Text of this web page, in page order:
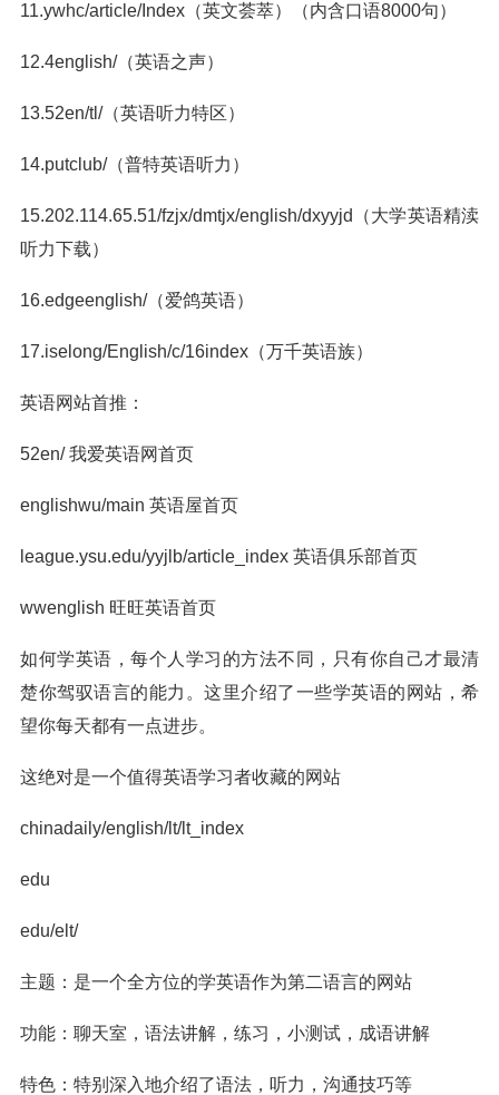
11.ywhc/article/Index（英文荟萃）（内含口语8000句）
12.4english/（英语之声）
13.52en/tl/（英语听力特区）
14.putclub/（普特英语听力）
15.202.114.65.51/fzjx/dmtjx/english/dxyyjd（大学英语精渎
听力下载）
16.edgeenglish/（爱鸽英语）
17.iselong/English/c/16index（万千英语族）
英语网站首推：
52en/ 我爱英语网首页
englishwu/main 英语屋首页
league.ysu.edu/yyjlb/article_index 英语俱乐部首页
wwenglish 旺旺英语首页
如何学英语，每个人学习的方法不同，只有你自己才最清
楚你驾驭语言的能力。这里介绍了一些学英语的网站，希
望你每天都有一点进步。
这绝对是一个值得英语学习者收藏的网站
chinadaily/english/lt/lt_index
edu
edu/elt/
主题：是一个全方位的学英语作为第二语言的网站
功能：聊天室，语法讲解，练习，小测试，成语讲解
特色：特别深入地介绍了语法，听力，沟通技巧等